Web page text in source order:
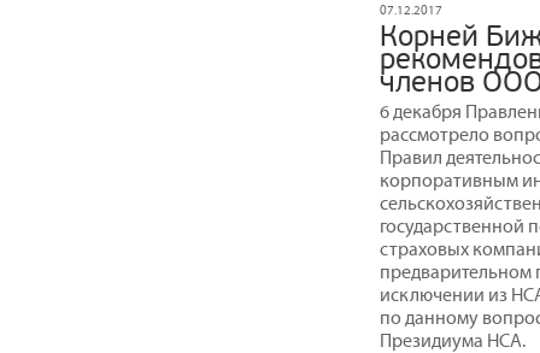
07.12.2017
Корней
членов
6 декабря
рассмотрело
Правил
корпоративным
государственной
страховых
предварительном
исключении из
по данному
Президиума НСА.